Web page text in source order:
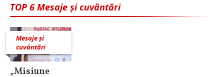
TOP 6 Mesaje și cuvântări
Mesaje și
cuvântări
„Misiune